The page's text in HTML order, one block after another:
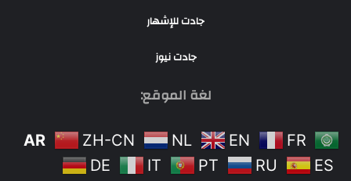
جادت للإشهار
جادت نيوز
لغة الموقع:
AR ZH-CN NL EN
FR
DE
IT PT RU ES